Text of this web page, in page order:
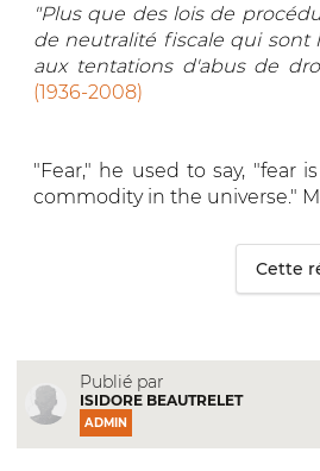
"Plus que des lois de
de neutralité fiscale qui sont
aux tentations d'abus de
(1936-2008)
"Fear," he used to say, "fear
commodity in the universe."
Cette
Publié par
ISIDORE BEAUTRELET
ADMIN